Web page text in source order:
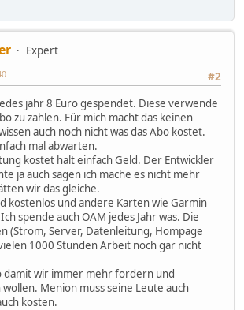
Expert
#2
jahr 8 Euro gespendet. Diese verwende
zu zahlen. Für mich macht das keinen
auch noch nicht was das Abo kostet.
mal abwarten.
kostet halt einfach Geld. Der Entwickler
ja auch sagen ich mache es nicht mehr
wir das gleiche.
kostenlos und andere Karten wie Garmin
spende auch OAM jedes Jahr was. Die
(Strom, Server, Datenleitung, Hompage
1000 Stunden Arbeit noch gar nicht
damit wir immer mehr fordern und
Menion muss seine Leute auch
kosten.